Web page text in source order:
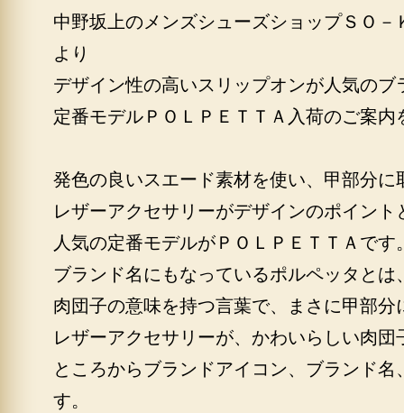
中野坂上のメンズシューズショップＳＯ
より
デザイン性の高いスリップオンが人気の
定番モデルＰＯＬＰＥＴＴＡ入荷のご案
発色の良いスエード素材を使い、甲部分に
レザーアクセサリーがデザインのポイント
人気の定番モデルがＰＯＬＰＥＴＴＡです
ブランド名にもなっているポルペッタとは
肉団子の意味を持つ言葉で、まさに甲部分
レザーアクセサリーが、かわいらしい肉団
ところからブランドアイコン、ブランド
す。